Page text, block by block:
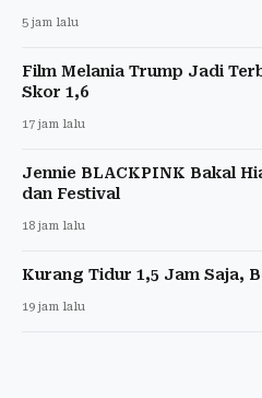
5 jam lalu
Film Melania Trump Jadi
Skor 1,6
17 jam lalu
Jennie BLACKPINK Bakal
dan Festival
18 jam lalu
Kurang Tidur 1,5 Jam Saja,
19 jam lalu